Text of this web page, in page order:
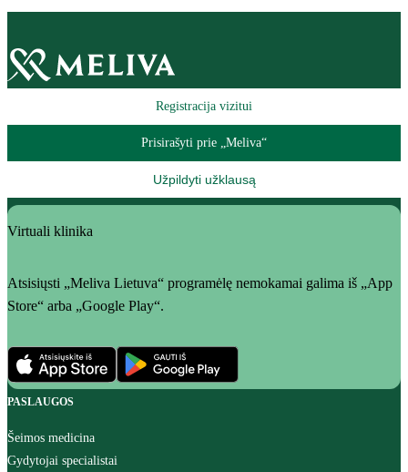
Registracija vizitui
Prisirašyti prie „Meliva“
Užpildyti užklausą
Virtuali klinika
Atsisiųsti „Meliva Lietuva“ programėlę nemokamai galima iš „App
Store“ arba „Google Play“.
PASLAUGOS
Šeimos medicina
Gydytojai specialistai